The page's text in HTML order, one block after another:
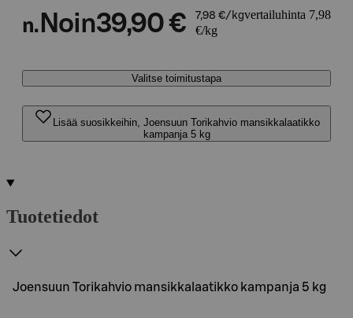
n. Noin39,90 € 7,98 €/kgvertailuhinta 7,98
€/kg
Valitse toimitustapa
Lisää suosikkeihin, Joensuun Torikahvio mansikkalaatikko
kampanja 5 kg
Tuotetiedot
Joensuun Torikahvio mansikkalaatikko kampanja 5 kg